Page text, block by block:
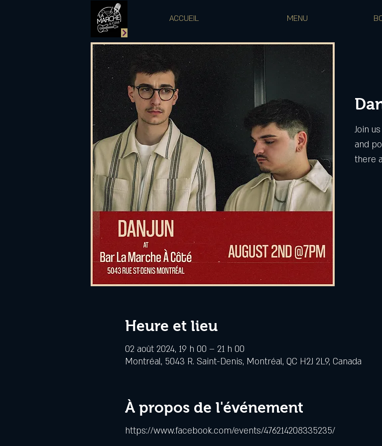
ACCUEIL MENU
Join
and
there
Heure et lieu
02 août 2024, 19 h 00 – 21 h 00
Montréal, 5043 R. Saint-Denis, Montréal, QC H2J 2L9, Canada
À propos de l'événement
https://www.facebook.com/events/476214208335235/